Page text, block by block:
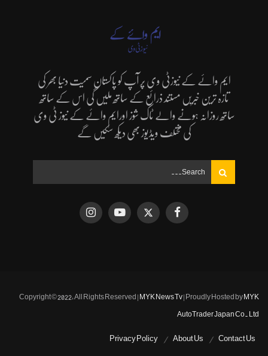
ایم وائے کے نیوزٹی وی پر آپ کو پاکستان سمیت دنیا بھر کی
تازہ ترین خبریں مستند ذرائع کے ساتھ ملیں گی اس کے ساتھ
ساتھ روزانہ ہونے والے ٹاک شوز اورایم وائے کے نیوز ٹی وی
کی مختلف ویڈیوز بھی دیکھ سکیں گے
Copyright © 2022, All Rights Reserved | MYK News Tv | Proudly Hosted by MYK
AutoTrader Japan Co. Ltd
Contact Us
About Us
Privacy Policy